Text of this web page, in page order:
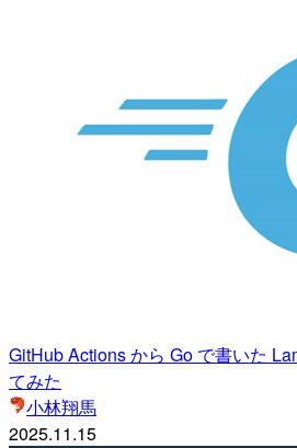
GitHub Actions から Go で書いた
てみた
小林翔馬
2025.11.15